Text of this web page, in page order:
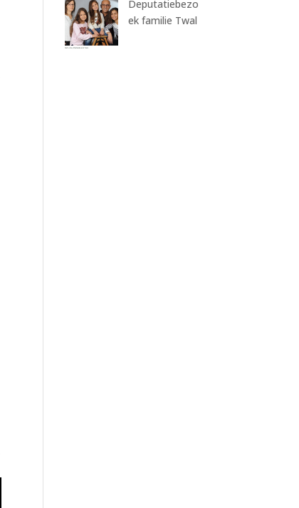
Deputatiebezo
ek familie Twal